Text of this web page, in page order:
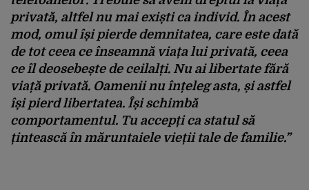
privată, altfel nu mai exiști ca individ. În acest
mod, omul își pierde demnitatea, care este dată
de tot ceea ce înseamnă viața lui privată, ceea
ce îl deosebește de ceilalți. Nu ai libertate fără
viață privată. Oamenii nu înțeleg asta, și astfel
își pierd libertatea. Își schimbă
comportamentul. Tu accepți ca statul să
țintească în măruntaiele vieții tale de familie.”